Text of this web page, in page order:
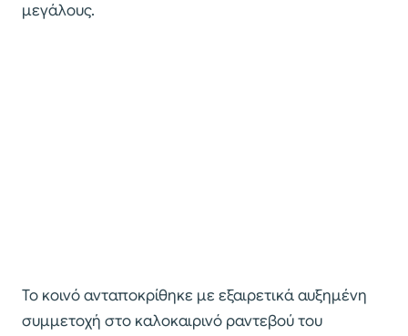
μεγάλους.
Το κοινό ανταποκρίθηκε με εξαιρετικά αυξημένη
συμμετοχή στο καλοκαιρινό ραντεβού του